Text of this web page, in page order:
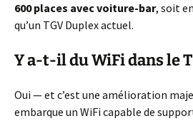
600 places avec voiture-bar, soit
qu’un TGV Duplex actuel.
Y a-t-il du WiFi dans le
Oui — et c’est une amélioration
embarque un WiFi capable de